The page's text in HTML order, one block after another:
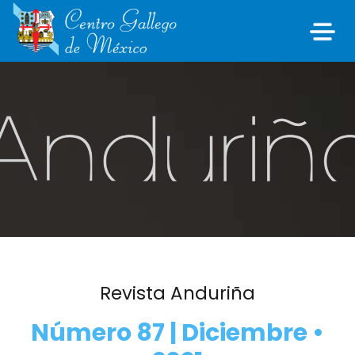
Revista Anduriña
Número 87 | Diciembre •